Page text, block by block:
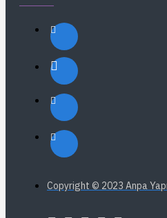
Copyright © 2023 Anpa